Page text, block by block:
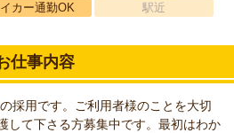
カー通勤OK 駅近
仕事内容
採用です。ご利用者様のことを大切
して下さる方募集中です。最初はわか